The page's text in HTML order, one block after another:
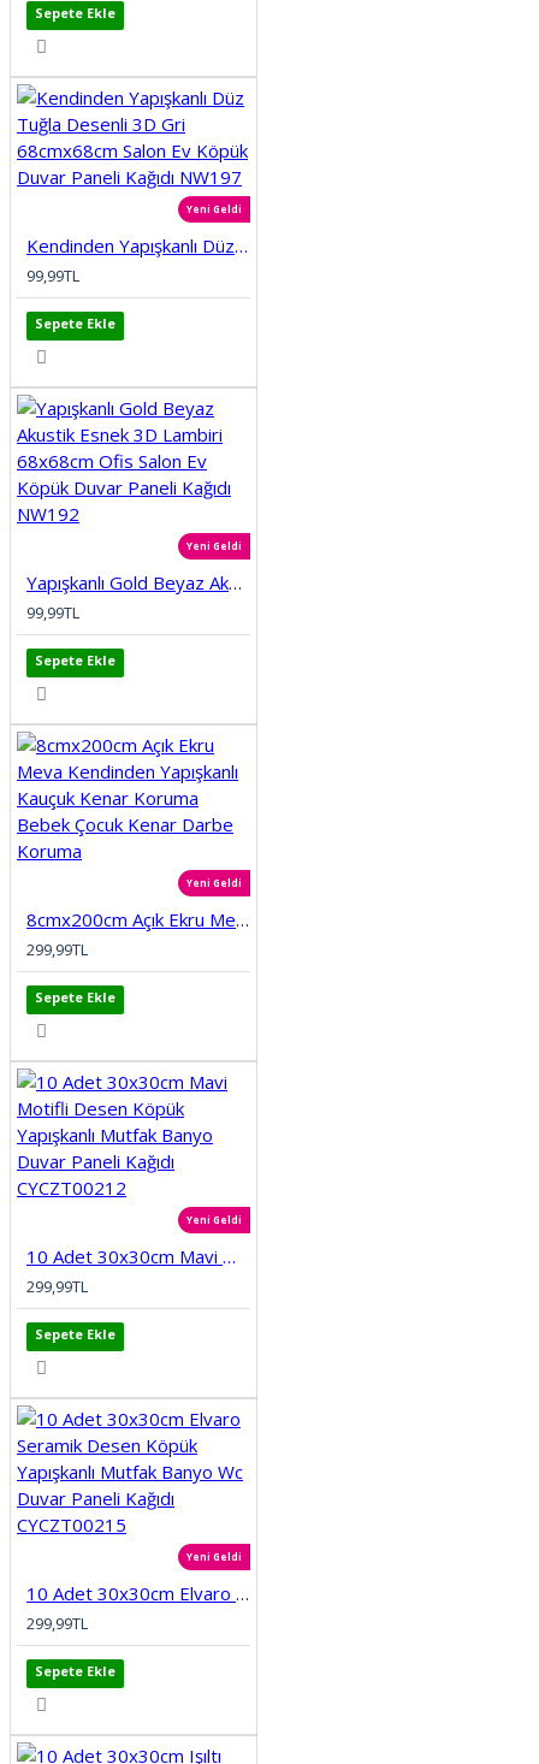
Sepete Ekle
Yeni Geldi
Kendinden Yapışkanlı Düz Tuğla Desenli 3D Gri 68cmx68cm Salon Ev Köpük Duvar Paneli Kağıdı NW197
99,99TL
Sepete Ekle
Yeni Geldi
Yapışkanlı Gold Beyaz Akustik Esnek 3D Lambiri 68x68cm Ofis Salon Ev Köpük Duvar Paneli Kağıdı NW192
99,99TL
Sepete Ekle
Yeni Geldi
8cmx200cm Açık Ekru Meva Kendinden Yapışkanlı Kauçuk Kenar Koruma Bebek Çocuk Kenar Darbe Koruma
299,99TL
Sepete Ekle
Yeni Geldi
10 Adet 30x30cm Mavi Motifli Desen Köpük Yapışkanlı Mutfak Banyo Duvar Paneli Kağıdı CYCZT00212
299,99TL
Sepete Ekle
Yeni Geldi
10 Adet 30x30cm Elvaro Seramik Desen Köpük Yapışkanlı Mutfak Banyo Wc Duvar Paneli Kağıdı CYCZT00215
299,99TL
Sepete Ekle